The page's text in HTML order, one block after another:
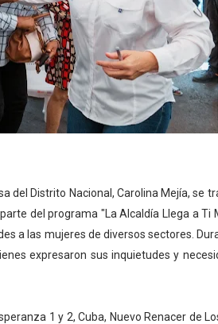
investidura
BUSCADO POR
soluciones a sectores de Los
perder de esta película de
alcaldes y alcaldesas electos
el parque Belice en Los
con dulce a 300 pesos
gestión policial en los últimos
del Distrito Nacional, Carolina Mejía, se
del programa "La Alcaldía Llega a Ti
a las mujeres de diversos sectores.
expresaron sus inquietudes y
1 y 2, Cuba, Nuevo Renacer de